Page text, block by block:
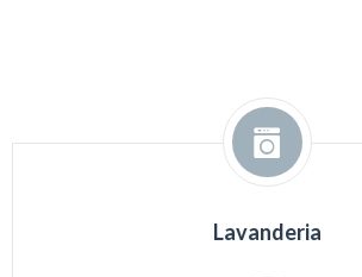
Lavanderia